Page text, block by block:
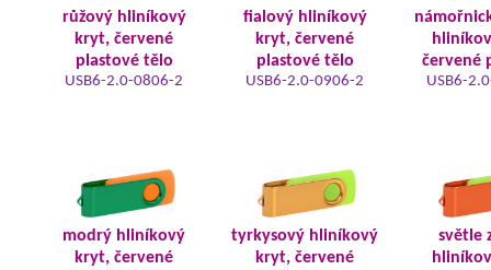
růžový hliníkový
kryt, červené
plastové tělo
USB6-2.0-0806-2
fialový hliníkový
kryt, červené
plastové tělo
USB6-2.0-0906-2
červené
USB6-
modrý hliníkový
kryt, červené
tyrkysový hliníkový
kryt, červené
světle